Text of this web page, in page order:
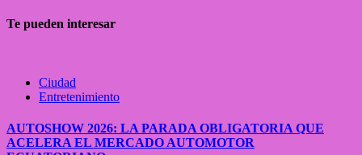
Te pueden interesar
Ciudad
Entretenimiento
AUTOSHOW 2026: LA PARADA OBLIGATORIA QUE
ACELERA EL MERCADO AUTOMOTOR